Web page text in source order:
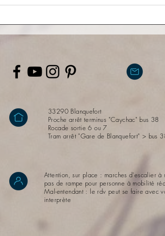
33290 Blanquefort
Proche arrêt terminus "Caychac" bus 38
Rocade sortie 6 ou 7
Tram arrêt "Gare de Blanquefort" > bus
Attention, sur place : marches d'escalier à
pas de rampe pour personne à mobilité
Mal-entendant : le rdv peut se faire avec
interprète